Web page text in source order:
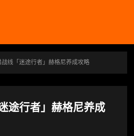
战线「迷途行者」赫格尼养成攻略
途行者」赫格尼养成